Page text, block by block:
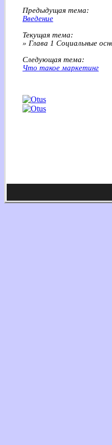
Предыдущая тема:
Введение
Текущая тема:
» Глава 1 Социальные
Следующая тема:
Что такое маркетинг